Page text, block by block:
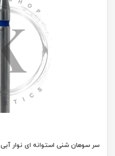
سر سوهان شنی استوانه ای نوار آبی 003 کمیز | KMIZ